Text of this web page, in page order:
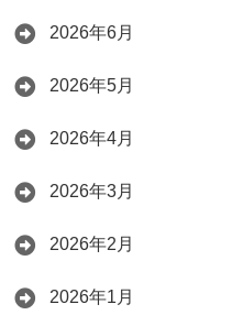
2026年6月
2026年5月
2026年4月
2026年3月
2026年2月
2026年1月